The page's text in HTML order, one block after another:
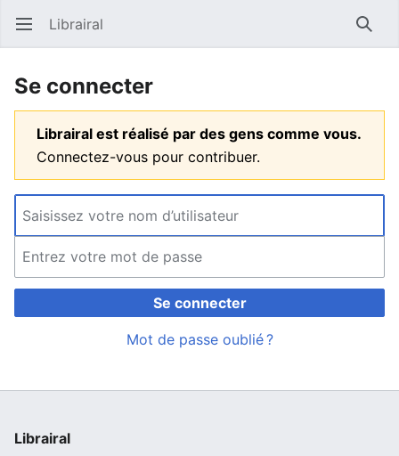
Ouvrir le menu principal Librairal
Se connecter
Librairal est réalisé par des gens comme vous.
Connectez-vous pour contribuer.
Se connecter
Mot de passe oublié ?
Librairal